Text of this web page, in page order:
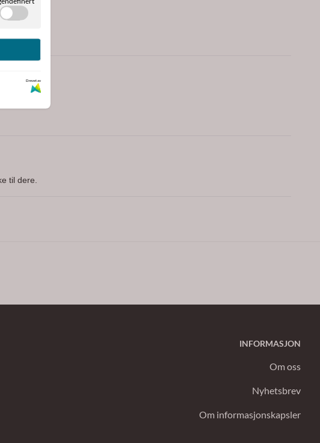
til dere.
INFORMASJON
Om oss
Nyhetsbrev
Om informasjonskapsler
Drevet av